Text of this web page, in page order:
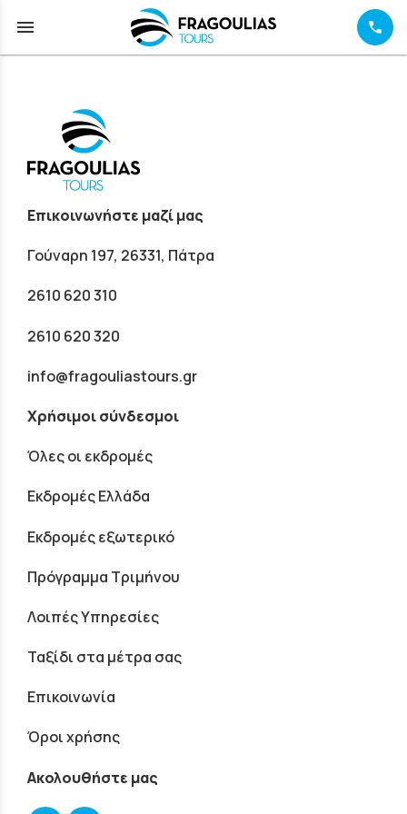
menu
Επικοινωνήστε μαζί μας
Γούναρη 197, 26331, Πάτρα
2610 620 310
2610 620 320
info@fragouliastours.gr
Χρήσιμοι σύνδεσμοι
Όλες οι εκδρομές
Εκδρομές Ελλάδα
Εκδρομές εξωτερικό
Πρόγραμμα Τριμήνου
Λοιπές Υπηρεσίες
Ταξίδι στα μέτρα σας
Επικοινωνία
Όροι χρήσης
Ακολουθήστε μας